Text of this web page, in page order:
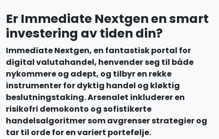
Er Immediate Nextgen en smart
investering av tiden din?
Immediate Nextgen, en fantastisk portal for
digital valutahandel, henvender seg til både
nykommere og adept, og tilbyr en rekke
instrumenter for dyktig handel og kløktig
beslutningstaking. Arsenalet inkluderer en
risikofri demokonto og sofistikerte
handelsalgoritmer som avgrenser strategier og
tar til orde for en variert portefølje.